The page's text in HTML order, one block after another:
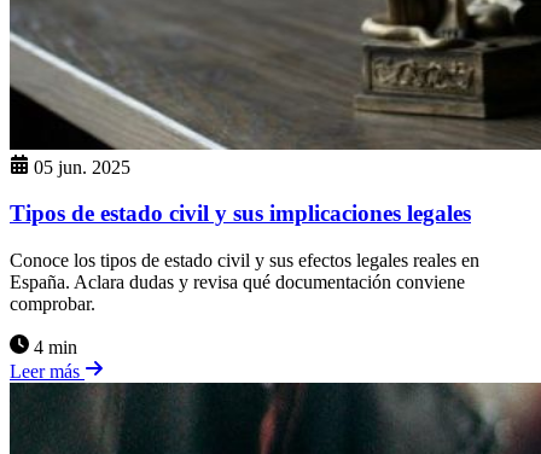
05 jun. 2025
Tipos de estado civil y sus implicaciones legales
Conoce los tipos de estado civil y sus efectos legales reales en
España. Aclara dudas y revisa qué documentación conviene
comprobar.
4 min
Leer más